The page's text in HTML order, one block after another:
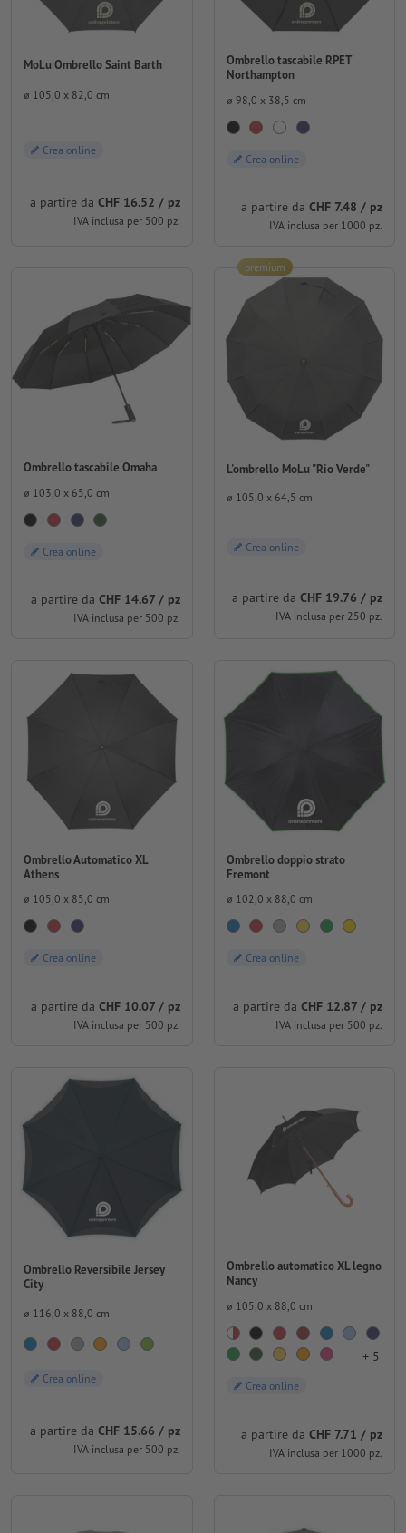
MoLu Ombrello Saint Barth
⌀ 105,0 x 82,0 cm
Crea online
a partire da CHF 16.52 / pz
IVA inclusa per 500 pz.
Ombrello tascabile RPET
Northampton
⌀ 98,0 x 38,5 cm
Crea online
a partire da CHF 7.48 / pz
IVA inclusa per 1000 pz.
Ombrello tascabile Omaha
⌀ 103,0 x 65,0 cm
Crea online
a partire da CHF 14.67 / pz
IVA inclusa per 500 pz.
L'ombrello MoLu "Rio Verde"
⌀ 105,0 x 64,5 cm
Crea online
a partire da CHF 19.76 / pz
IVA inclusa per 250 pz.
premium
Ombrello Automatico XL
Athens
⌀ 105,0 x 85,0 cm
Crea online
a partire da CHF 10.07 / pz
IVA inclusa per 500 pz.
Ombrello doppio strato
Fremont
⌀ 102,0 x 88,0 cm
Crea online
a partire da CHF 12.87 / pz
IVA inclusa per 500 pz.
Ombrello Reversibile Jersey
City
⌀ 116,0 x 88,0 cm
Crea online
a partire da CHF 15.66 / pz
IVA inclusa per 500 pz.
Ombrello automatico XL legno
Nancy
⌀ 105,0 x 88,0 cm
+ 5
Crea online
a partire da CHF 7.71 / pz
IVA inclusa per 1000 pz.